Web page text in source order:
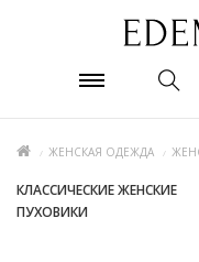
ЖЕНСКАЯ ОДЕЖДА
КЛАССИЧЕСКИЕ ЖЕНСКИЕ
ПУХОВИКИ